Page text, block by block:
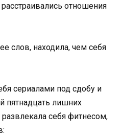
отношения
слов, находила, чем себя
сериалами под сдобу и
пятнадцать лишних
себя фитнесом,